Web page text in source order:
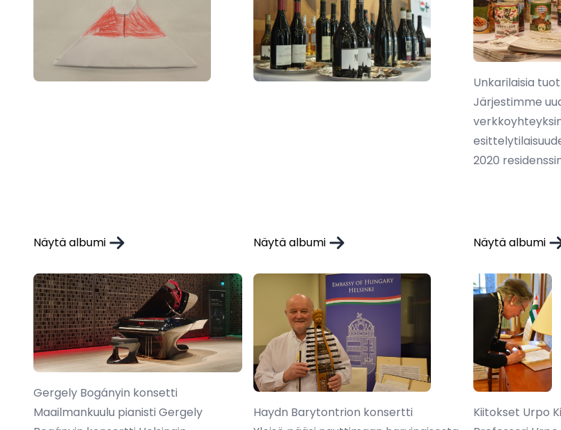
Näytä albumi Näytä albumi
Unkarilaisia
Järjestimme
2020
Näytä albumi
Gergely Bogányin konsetti
Maailmankuulu pianisti Gergely
Haydn Barytontrion konsertti
Kiitokset Urpo